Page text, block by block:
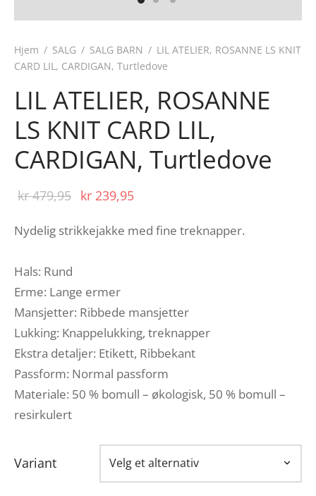
Hjem / SALG / SALG BARN / LIL ATELIER, ROSANNE LS KNIT
CARD LIL, CARDIGAN, Turtledove
LIL ATELIER, ROSANNE
LS KNIT CARD LIL,
CARDIGAN, Turtledove
kr479,95 Opprinnelig
kr 479,95.
kr 239,95
kr 239,95.
Nydelig strikkejakke med fine treknapper.
Hals: Rund
Erme: Lange ermer
Mansjetter: Ribbede mansjetter
Lukking: Knappelukking, treknapper
Ekstra detaljer: Etikett, Ribbekant
Passform: Normal passform
Materiale: 50 % bomull – økologisk, 50 % bomull –
resirkulert
Variant